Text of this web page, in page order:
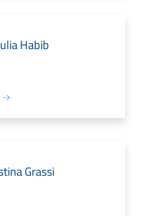
Habib
Grassi